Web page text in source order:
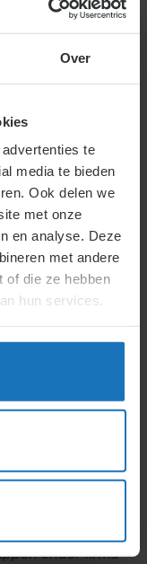
Over
te
media te bieden
Ook delen we
met onze
en analyse. Deze
met andere
of die ze hebben
hun services.
Actueel
zijn aan
Zij kunnen
onder firma